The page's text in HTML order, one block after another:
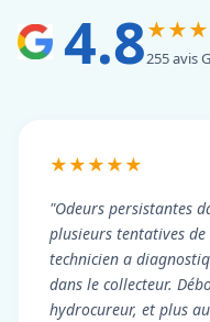
4.8255 avis
★★★★★
"Odeurs persistantes
plusieurs tentatives
technicien a
dans le collecteur.
hydrocureur, et plus